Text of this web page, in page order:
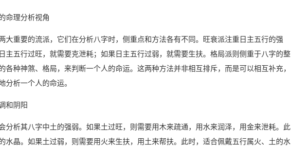
命理分析视角
大重要的流派，它们在分析八字时，侧重点和方法各有不同。旺衰派注重日主五行的强
主五行过旺，就需要克泄耗；如果日主五行过弱，就需要生扶。格局派则侧重于八字的整
各种神煞、格局，来判断一个人的命运。这两种方法并非相互排斥，而是可以相互补充，
分析一个人的命运。
和阴阳
分析其八字中土的强弱。如果土过旺，则需要用木来疏通，用水来润泽，用金来泄耗。此
水晶。如果土过弱，则需要用火来生扶，用土来帮扶。此时，适合佩戴五行属火、土的水